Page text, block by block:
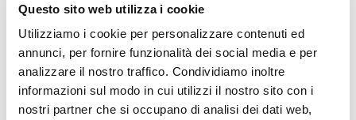
Questo sito web utilizza i cookie
Utilizziamo i cookie per personalizzare contenuti ed
annunci, per fornire funzionalità dei social media e per
analizzare il nostro traffico. Condividiamo inoltre
informazioni sul modo in cui utilizzi il nostro sito con i
nostri partner che si occupano di analisi dei dati web,
ALLENATI CON ME!